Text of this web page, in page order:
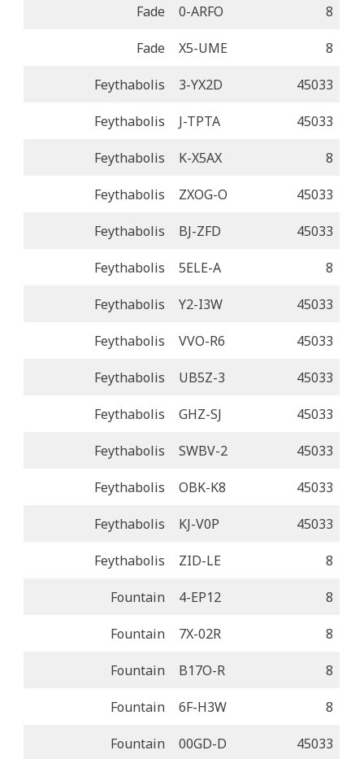
Fade 0-ARFO 8
Fade X5-UME 8
Feythabolis 3-YX2D 45033
Feythabolis J-TPTA 45033
Feythabolis K-X5AX 8
Feythabolis ZXOG-O 45033
Feythabolis BJ-ZFD 45033
Feythabolis 5ELE-A 8
Feythabolis Y2-I3W 45033
Feythabolis VVO-R6 45033
Feythabolis UB5Z-3 45033
Feythabolis GHZ-SJ 45033
Feythabolis SWBV-2 45033
Feythabolis OBK-K8 45033
Feythabolis KJ-V0P 45033
Feythabolis ZID-LE 8
Fountain 4-EP12 8
Fountain 7X-02R 8
Fountain B17O-R 8
Fountain 6F-H3W 8
Fountain 00GD-D 45033